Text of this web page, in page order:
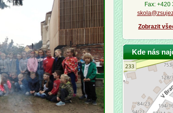
Fax: +420
Zobrazit
Kde nás